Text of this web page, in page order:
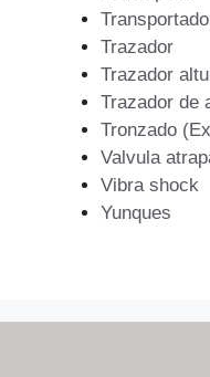
Trazador
Trazador
Trazador de
Tronzado
Valvula
Vibra shock
Yunques